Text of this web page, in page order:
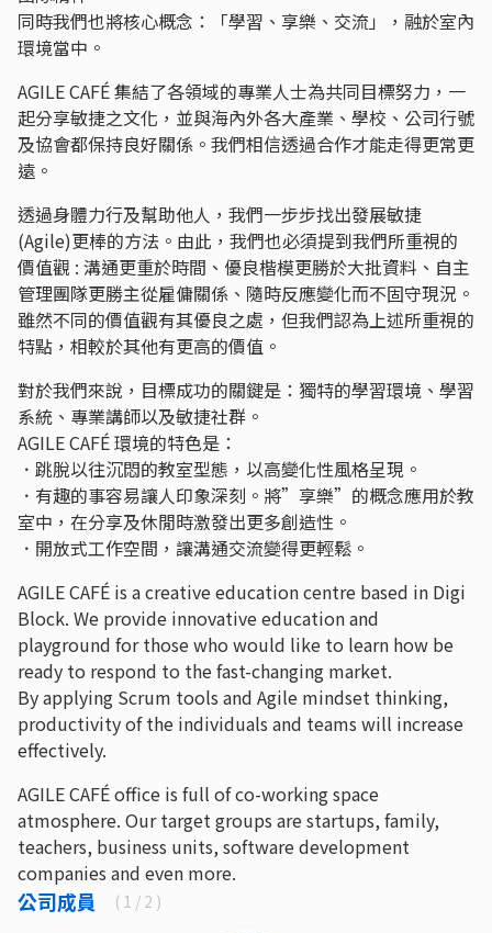
同時我們也將核心概念：「學習、享樂、交流」，融於室內
環境當中。
AGILE CAFÉ 集結了各領域的專業人士為共同目標努力，一
起分享敏捷之文化，並與海內外各大產業、學校、公司行號
及協會都保持良好關係。我們相信透過合作才能走得更常更
遠。
透過身體力行及幫助他人，我們一步步找出發展敏捷
(Agile)更棒的方法。由此，我們也必須提到我們所重視的
價值觀 : 溝通更重於時間、優良楷模更勝於大批資料、自主
管理團隊更勝主從雇傭關係、隨時反應變化而不固守現況。
雖然不同的價值觀有其優良之處，但我們認為上述所重視的
特點，相較於其他有更高的價值。
對於我們來說，目標成功的關鍵是：獨特的學習環境、學習
系統、專業講師以及敏捷社群。
AGILE CAFÉ 環境的特色是：
．跳脫以往沉悶的教室型態，以高變化性風格呈現。
．有趣的事容易讓人印象深刻。將”享樂”的概念應用於教
室中，在分享及休閒時激發出更多創造性。
．開放式工作空間，讓溝通交流變得更輕鬆。
AGILE CAFÉ is a creative education centre based in Digi
Block. We provide innovative education and
playground for those who would like to learn how be
ready to respond to the fast-changing market.
By applying Scrum tools and Agile mindset thinking,
productivity of the individuals and teams will increase
effectively.
AGILE CAFÉ office is full of co-working space
atmosphere. Our target groups are startups, family,
teachers, business units, software development
companies and even more.
公司成員 ( 1 / 2 )